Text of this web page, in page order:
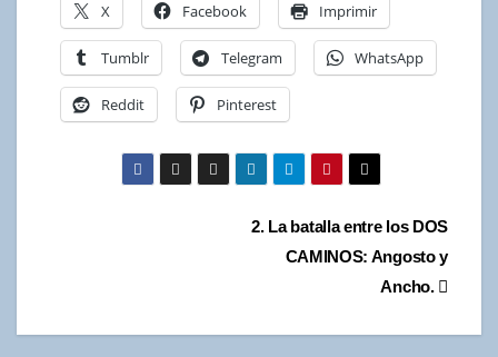
X Facebook Imprimir
Tumblr Telegram WhatsApp
Reddit Pinterest
entradas
2. La batalla entre los DOS
CAMINOS: Angosto y
Ancho.